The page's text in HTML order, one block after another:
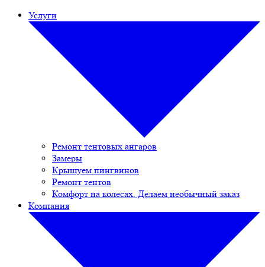
Услуги
Ремонт тентовых ангаров
Замеры
Крышуем пингвинов
Ремонт тентов
Комфорт на колесах. Делаем необычный заказ
Компания